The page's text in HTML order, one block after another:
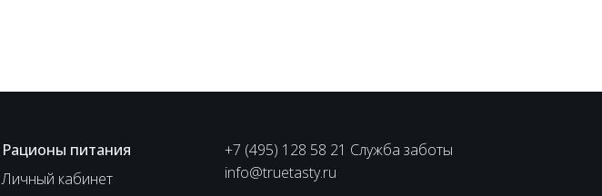
Рационы питания
Личный кабинет
+7 (495) 128 58 21 Служба заботы
info@truetasty.ru